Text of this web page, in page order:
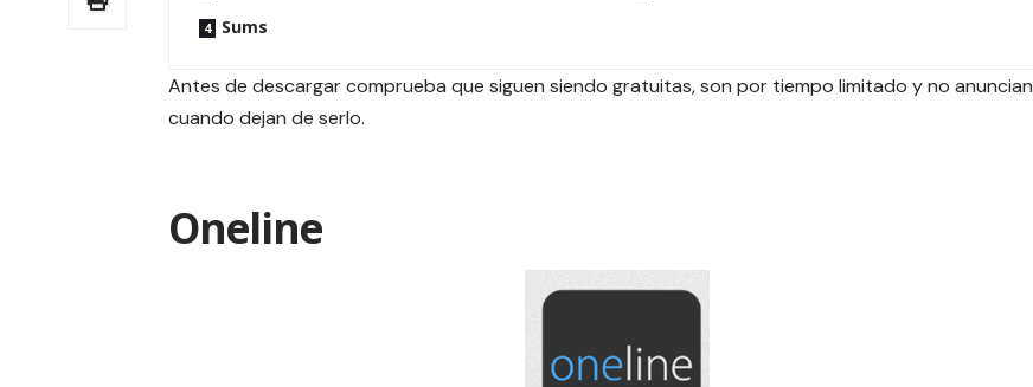
Sums
Antes de descargar comprueba que siguen siendo gratuitas, son por tiempo limitado y no anuncian
cuando dejan de serlo.
Oneline